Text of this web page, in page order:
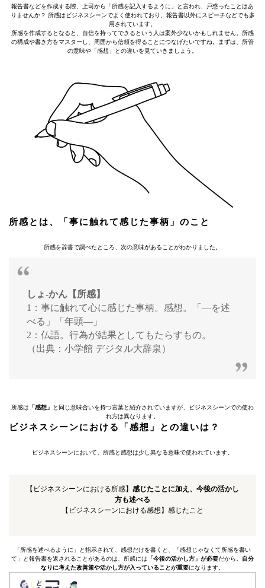
報告書などを作成する際、上司から「所感を記入するように」と言われ、戸惑ったことはあ
りませんか？ 所感はビジネスシーンでよく使われており、報告書以外にスピーチなどでも多
用されています。
所感を作成するとなると、自信を持ってできるという人は案外少ないかもしれません。所感
の構成や書き方をマスターし、周囲から信頼を得ることにつなげたいですね。まずは、所管
の意味や「感想」との違いを見ていきましょう。
所感とは、「事に触れて感じた事柄」のこと
所感を辞書で調べたところ、次の意味があることがわかりました。
しょ-かん【所感】
1：事に触れて心に感じた事柄。感想。「—を述
べる」「年頭—」
2：仏語。行為が結果としてもたらすもの。
（出典：小学館 デジタル大辞泉）
所感は 「感想」
と同じ意味合いを持つ言葉と紹介されていますが、ビジネスシーンでの使わ
れ方は異なります。
ビジネスシーンにおける「感想」との違いは？
ビジネスシーンにおいて、所感と感想は少し異なる意味で使われています。
【ビジネスシーンにおける所感】 感じたことに加え、今後の活かし
方も述べる
【ビジネスシーンにおける感想】感じたこと
「所感を述べるように」と指示されて、感想だけを書くと、「感想じゃなくて所感を書い
て」と報告書を返されることがあるのは、所感には 「今後の活かし方」が必要だから。 自分
なりに考えた改善策や活かし方が入っていることが重要になります。